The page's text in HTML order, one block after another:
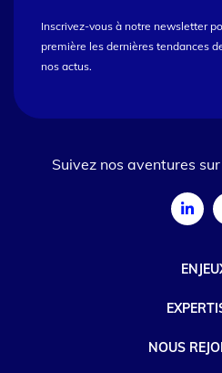
NOUS
Inscrivez-vous à notre newsletter
première les dernières tendances
nos actus.
Suivez nos aventures